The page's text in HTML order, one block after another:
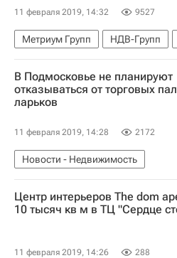
Дача
ЖКХ Долги
11 февраля 2019, 14:32 9527
Метриум Групп НДВ-Групп
Риелторы
Продажа
Мария Литинецкая
Сделки
Полезное – РИА Недвижимость
В Подмосковье не планируют
отказываться от торговых
ларьков
11 февраля 2019, 14:28 2172
Новости - Недвижимость
Новости Подмосковья
Московская область
Коммерческая недвижимость
Центр интерьеров The dom
10 тысяч кв м в ТЦ "Сердце
11 февраля 2019, 14:26 288